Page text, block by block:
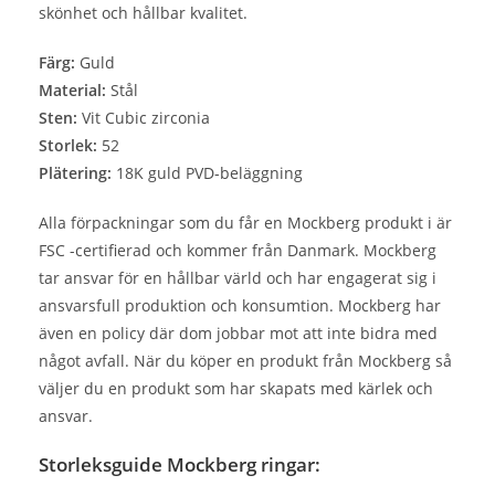
skönhet och hållbar kvalitet.
Färg: Guld
Material: Stål
Sten: Vit Cubic zirconia
Storlek: 52
Plätering: 18K guld PVD-beläggning
Alla förpackningar som du får en Mockberg produkt i är
FSC -certifierad och kommer från Danmark. Mockberg
tar ansvar för en hållbar värld och har engagerat sig i
ansvarsfull produktion och konsumtion. Mockberg har
även en policy där dom jobbar mot att inte bidra med
något avfall. När du köper en produkt från Mockberg så
väljer du en produkt som har skapats med kärlek och
ansvar.
Storleksguide Mockberg ringar: